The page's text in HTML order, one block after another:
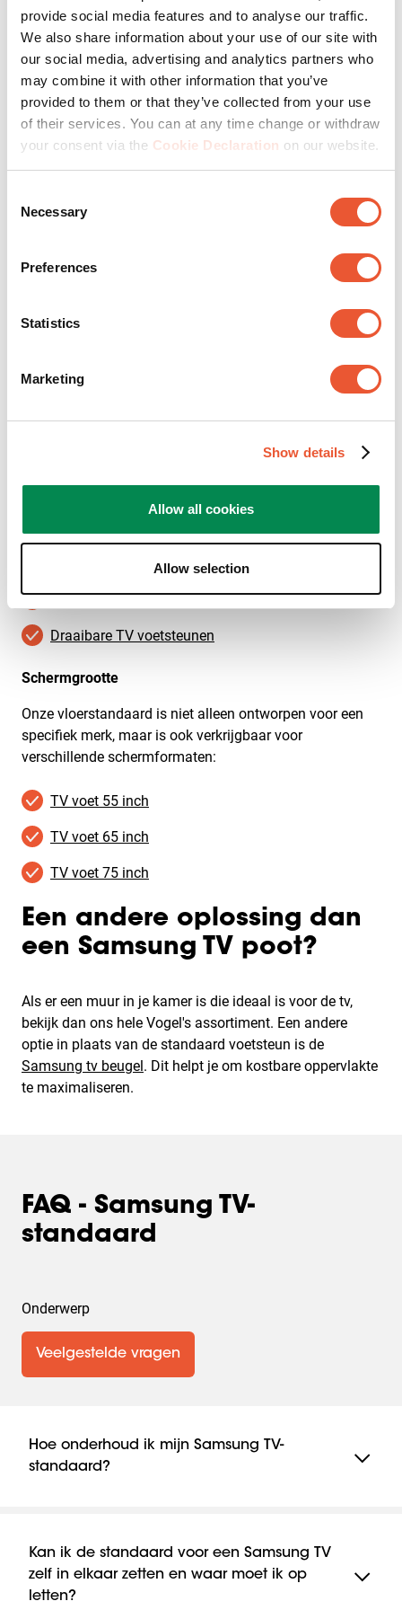
provide social media features and to analyse our traffic.
We also share information about your use of our site with
our social media, advertising and analytics partners who
may combine it with other information that you’ve
provided to them or that they’ve collected from your use
of their services. You can at any time change or withdraw
your consent via the Cookie Declaration on our website.
Selection
Necessary
Preferences
Statistics
Marketing
Show details
Allow all cookies
Allow selection
Samsung tv-standaards worden vervaardigd met
superieure materialen die passen bij het innovatieve
ontwerp, dat ook stevigheid garandeert.
Onze productie heeft een lange geschiedenis van
uitstekende kwaliteit en klanttevredenheid. Met een
Vogel's standaard profiteer je van 50 jaar ervaring in de
ontwikkeling en productie van innovatieve
bevestigingsoplossingen voor televisies en schermen. Of
het nu gaat om een muurbeugel of een standaard voor
Samsung-toestellen of andere merken, alle producten
duurzaamheid.
alternatief?
Als je de voorkeur geeft aan tv's van een ander merk, is
dezelfde manier op je tv passen! Bekijk onze
TV standaards Philips
Universele TV voetsteunen
Draaibare TV voetsteunen
Schermgrootte
Onze vloerstandaard is niet alleen ontworpen voor een
specifiek merk, maar is ook verkrijgbaar voor
verschillende schermformaten:
TV voet 55 inch
TV voet 65 inch
TV voet 75 inch
Een andere oplossing dan
een Samsung TV poot?
Als er een muur in je kamer is die ideaal is voor de tv,
bekijk dan ons hele Vogel's assortiment. Een andere
optie in plaats van de standaard voetsteun is de
Samsung tv beugel. Dit helpt je om kostbare oppervlakte
te maximaliseren.
FAQ - Samsung TV-
standaard
Onderwerp
Veelgestelde vragen
Hoe onderhoud ik mijn Samsung TV-
standaard?
staander te onderhouden. Gebruik geen agressieve
chemicaliën of schuurmiddelen die de afwerking
kunnen beschadigen. Gebruik een geschikte
Kan ik de standaard voor een Samsung TV
zelf in elkaar zetten en waar moet ik op
letten?